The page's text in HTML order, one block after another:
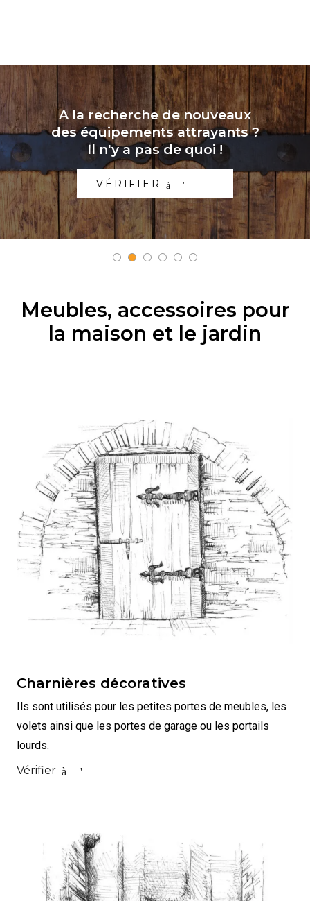
A la recherche de nouveaux
des équipements attrayants ?
Il n'y a pas de quoi !
VÉRIFIER à l'est
Meubles, accessoires pour
la maison et le jardin
Charnières décoratives
Ils sont utilisés pour les petites portes de meubles, les
volets ainsi que les portes de garage ou les portails
lourds.
Vérifier à l'est